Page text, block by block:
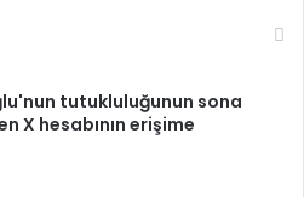
tutukluluğunun sona
X hesabının erişime